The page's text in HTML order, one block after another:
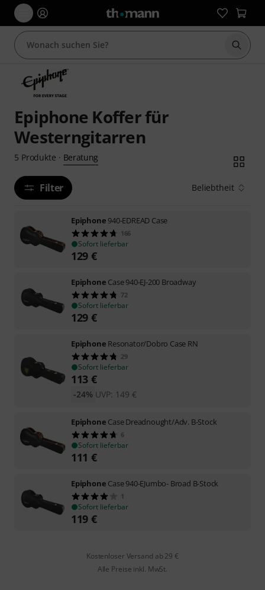
Suche
Epiphone Koffer für
Westerngitarren
5 Produkte · Beratung
Filter Beliebtheit
Epiphone 940-EDREAD Case
166
Sofort lieferbar
129 €
Epiphone Case 940-EJ-200 Broadway
72
Sofort lieferbar
129 €
Epiphone Resonator/Dobro Case RN
29
Sofort lieferbar
113 €
UVP: 149 €
-24%
Epiphone Case Dreadnought/Adv. B-Stock
6
Sofort lieferbar
111 €
Epiphone Case 940-EJumbo- Broad B-Stock
1
Sofort lieferbar
119 €
Kostenloser Versand ab 29 €
Alle Preise inkl. MwSt.